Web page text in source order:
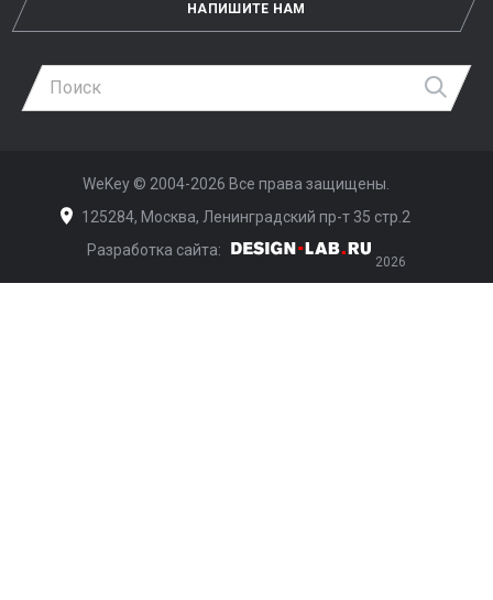
НАПИШИТЕ НАМ
WeKey © 2004-2026 Все права защищены.
125284, Москва, Ленинградский пр-т 35 стр.2
Разработка сайта:
2026